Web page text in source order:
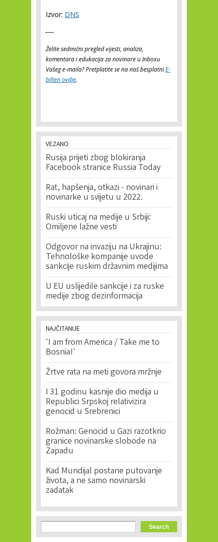
Izvor: DNS
Želite sedmični pregled vijesti, analiza,
komentara i edukacija za novinare u Inboxu
Vašeg e-maila? Pretplatite se na naš besplatniE-
bilten ovdje.
VEZANO
Rusija prijeti zbog blokiranja
Facebook stranice Russia Today
Rat, hapšenja, otkazi - novinari i
novinarke u svijetu u 2022.
Ruski uticaj na medije u Srbiji:
Omiljene lažne vesti
Odgovor na invaziju na Ukrajinu:
Tehnološke kompanije uvode
sankcije ruskim državnim medijima
U EU uslijedile sankcije i za ruske
medije zbog dezinformacija
NAJČITANIJE
'I am from America / Take me to
Bosnia!'
Žrtve rata na meti govora mržnje
I 31 godinu kasnije dio medija u
Republici Srpskoj relativizira
genocid u Srebrenici
Rožman: Genocid u Gazi razotkrio
granice novinarske slobode na
Zapadu
Kad Mundijal postane putovanje
života, a ne samo novinarski
zadatak
Search form
Search